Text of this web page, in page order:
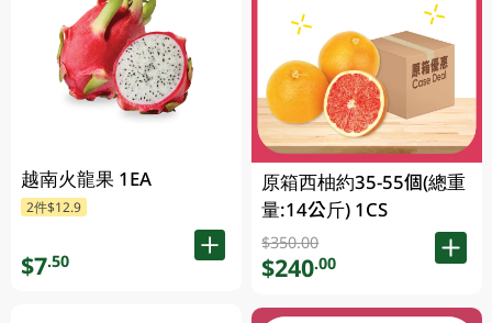
越南火龍果 1EA
2件$12.9
$7.50
原箱西柚約35-55個(總重
量:14公斤) 1CS
$350.00
$240.00